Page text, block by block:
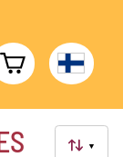
▼